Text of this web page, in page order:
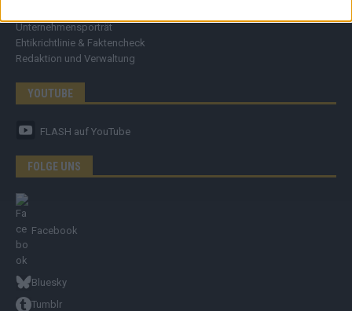
Unternehmensporträt
Ehtikrichtlinie & Faktencheck
Redaktion und Verwaltung
YOUTUBE
FLASH auf YouTube
FOLGE UNS
Facebook
Bluesky
Tumblr